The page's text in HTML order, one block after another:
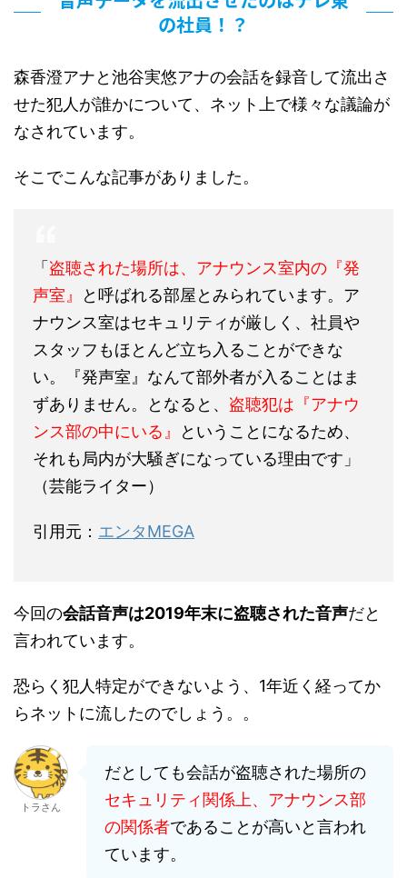
の社員！？
森香澄アナと池谷実悠アナの会話を録音して流出さ
せた犯人が誰かについて、ネット上で様々な議論が
なされています。
そこでこんな記事がありました。
「 盗聴された場所は、アナウンス室内の『発
声室』
と呼ばれる部屋とみられています。ア
ナウンス室はセキュリティが厳しく、社員や
スタッフもほとんど立ち入ることができな
い。『発声室』なんて部外者が入ることはま
ずありません。となると、 盗聴犯は『アナウ
ンス部の中にいる』
ということになるため、
それも局内が大騒ぎになっている理由です」
（芸能ライター）
引用元： エンタMEGA
今回の会話音声は2019年末に盗聴された音声だと
言われています。
恐らく犯人特定ができないよう、1年近く経ってか
らネットに流したのでしょう。。
トラさん
だとしても会話が盗聴された場所の
セキュリティ関係上、アナウンス部
の関係者であることが高いと言われ
ています。